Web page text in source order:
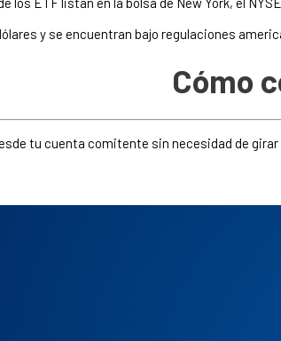
y se encuentran bajo regulaciones
Cómo
tu cuenta comitente sin necesidad de